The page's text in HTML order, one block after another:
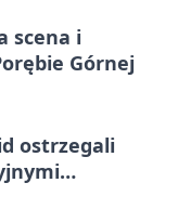
scena i
Górnej
ostrzegali